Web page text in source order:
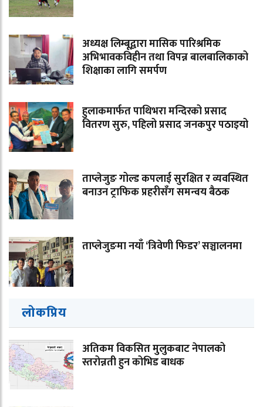
अध्यक्ष लिम्बूद्वारा मासिक पारिश्रमिक
अभिभावकविहीन तथा विपन्न बालबालिकाको
शिक्षाका लागि समर्पण
हुलाकमार्फत पाथिभरा मन्दिरको प्रसाद
वितरण सुरु, पहिलो प्रसाद जनकपुर पठाइयो
ताप्लेजुङ गोल्ड कपलाई सुरक्षित र व्यवस्थित
बनाउन ट्राफिक प्रहरीसँग समन्वय बैठक
ताप्लेजुङमा नयाँ ‘त्रिवेणी फिडर’ सञ्चालनमा
लोकप्रिय
अतिकम विकसित मुलुकबाट नेपालको
स्तरोन्नती हुन कोभिड बाधक